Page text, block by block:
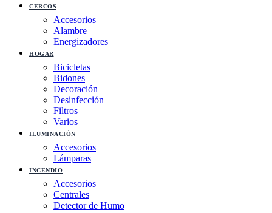
CERCOS
Accesorios
Alambre
Energizadores
HOGAR
Bicicletas
Bidones
Decoración
Desinfección
Filtros
Varios
ILUMINACIÓN
Accesorios
Lámparas
INCENDIO
Accesorios
Centrales
Detector de Humo